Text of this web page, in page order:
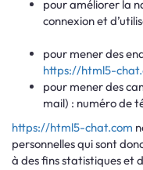
pour améliorer la
connexion et
pour mener des
https://html5-
pour mener des
mail) : numéro de
https://html5-chat.com
personnelles qui sont
à des fins statistiques et